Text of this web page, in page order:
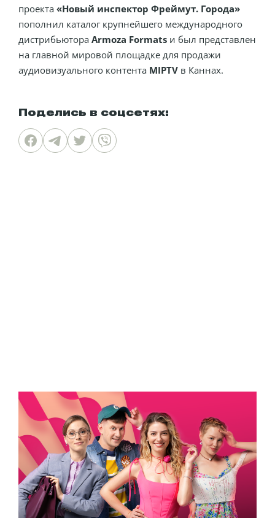
проекта «Новый инспектор Фреймут. Города»
пополнил каталог крупнейшего международного
дистрибьютора Armoza Formats и был представлен
на главной мировой площадке для продажи
аудиовизуального контента MIPTV в Каннах.
Поделись в соцсетях: